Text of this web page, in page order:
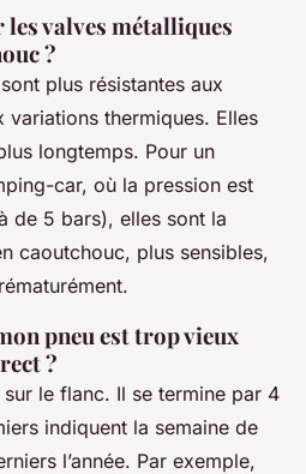
valves métalliques
?
plus résistantes aux
variations thermiques. Elles
longtemps. Pour un
car, où la pression est
de 5 bars), elles sont la
caoutchouc, plus sensibles,
pneu est trop vieux
?
sur le flanc. Il se termine par 4
indiquent la semaine de
l’année. Par exemple,